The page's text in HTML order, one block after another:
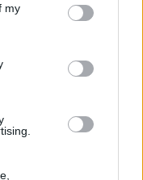
You may click to
third-party tags to
in below Google
my